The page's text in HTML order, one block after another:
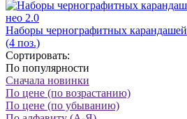
нео 2.0
Наборы чернографитных карандашей
(4 поз.)
Сортировать:
По популярности
Сначала новинки
По цене (по возрастанию)
По цене (по убыванию)